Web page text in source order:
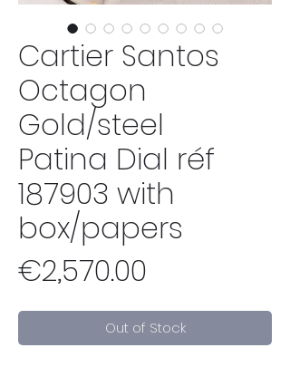
Cartier Santos
Octagon
Gold/steel
Patina Dial réf
187903 with
box/papers
€2,570.00
Out of Stock